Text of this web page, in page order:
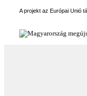
A projekt az Európai Unió